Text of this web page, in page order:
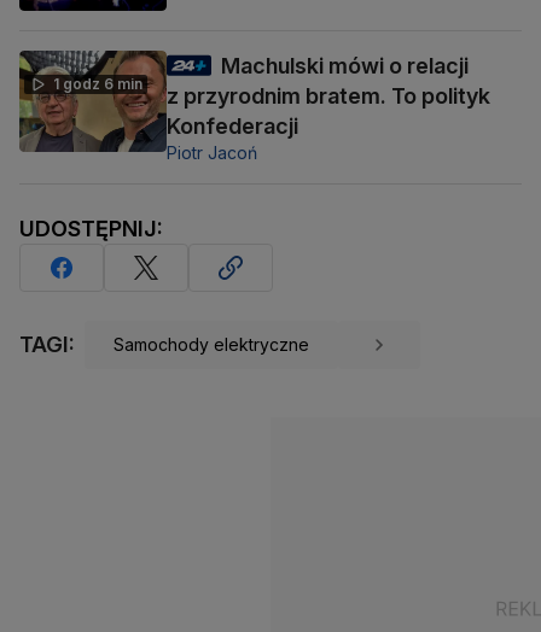
1 godz 6 min
Machulski mówi o relacji
z przyrodnim bratem. To polityk
Konfederacji
Piotr Jacoń
UDOSTĘPNIJ:
TAGI: Samochody elektryczne